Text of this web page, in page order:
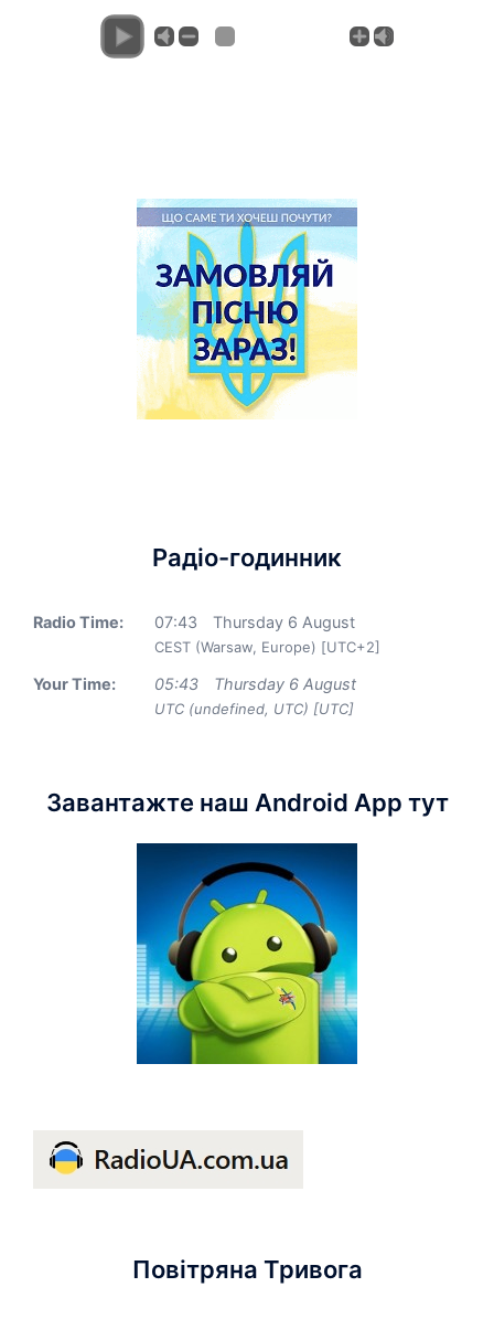
Радіо-годинник
Radio Time: 07:43 Thursday 6 August
CEST (Warsaw, Europe) [UTC+2]
Your Time: 05:43 Thursday 6 August
UTC (undefined, UTC) [UTC]
Завантажте наш Android App тут
Повітряна Тривога